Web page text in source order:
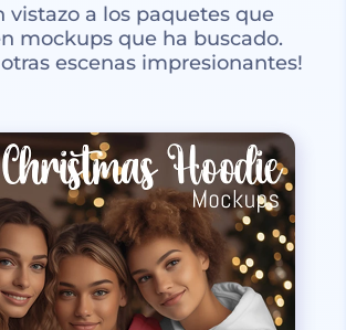
vistazo a los paquetes que
mockups que ha buscado.
otras escenas impresionantes!